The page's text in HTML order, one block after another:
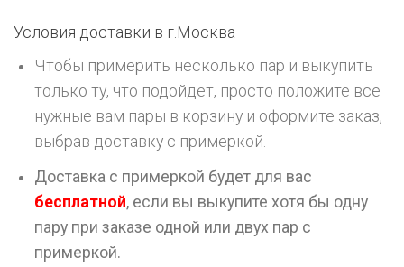
Условия доставки в г. Москва
Чтобы примерить несколько пар и выкупить
только ту, что подойдет, просто положите все
нужные вам пары в корзину и оформите заказ,
выбрав доставку с примеркой.
Доставка с примеркой будет для вас
бесплатной, если вы выкупите хотя бы одну
пару при заказе одной или двух пар с
примеркой.